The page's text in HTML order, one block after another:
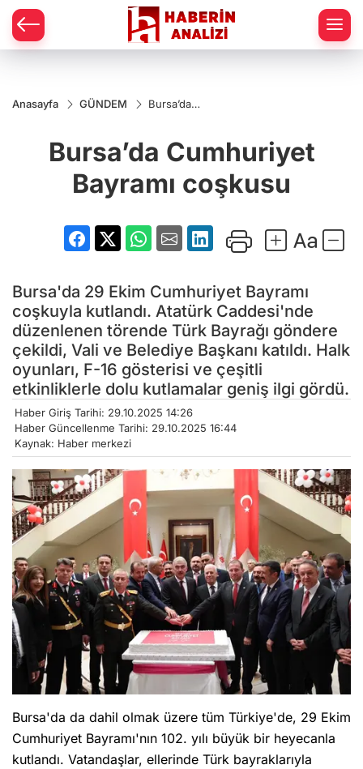
Anasayfa GÜNDEM
Bursa’da
coşkusu
Bursa’da Cumhuriyet
Bayramı coşkusu
Bursa'da 29 Ekim Cumhuriyet Bayramı
coşkuyla kutlandı. Atatürk Caddesi'nde
düzenlenen törende Türk Bayrağı göndere
çekildi, Vali ve Belediye Başkanı katıldı. Halk
oyunları, F-16 gösterisi ve çeşitli
etkinliklerle dolu kutlamalar geniş ilgi gördü.
Haber Giriş Tarihi: 29.10.2025 14:26
Haber Güncellenme Tarihi: 29.10.2025 16:44
Kaynak: Haber merkezi
Bursa'da da dahil olmak üzere tüm Türkiye'de, 29 Ekim
Cumhuriyet Bayramı'nın 102. yılı büyük bir heyecanla
kutlandı. Vatandaşlar, ellerinde Türk bayraklarıyla